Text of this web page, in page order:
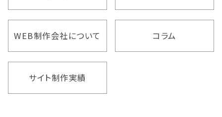
WEB制作会社について コラム
サイト制作実績